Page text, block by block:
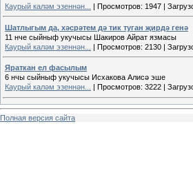
Каурый каләм эзеннән... Просмотров: 1947
Шатлыгым да, хәсрәтем дә тик туган җирдә генә
11 нче сыйныф укучысы Шакиров Айрат язмасы
Каурый каләм эзеннән...
| Просмотров: 2130 |
Яраткан ел фасылым
6 нчы сыйныф укучысы Исхакова Алисә эше
Каурый каләм эзеннән...
Просмотров: 3222
Полная версия сайта